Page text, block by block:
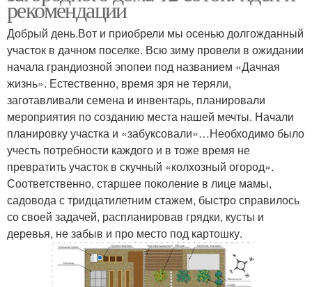
рекомендации
Добрый день.Вот и приобрели мы осенью долгожданный
участок в дачном поселке. Всю зиму провели в ожидании
начала грандиозной эпопеи под названием «Дачная
жизнь». Естественно, время зря не теряли,
заготавливали семена и инвентарь, планировали
мероприятия по созданию места нашей мечты. Начали
планировку участка и «забуксовали»…Необходимо было
учесть потребности каждого и в тоже время не
превратить участок в скучный «колхозный огород».
Соответственно, старшее поколение в лице мамы,
садовода с тридцатилетним стажем, быстро справилось
со своей задачей, распланировав грядки, кусты и
деревья, не забыв и про место под картошку.